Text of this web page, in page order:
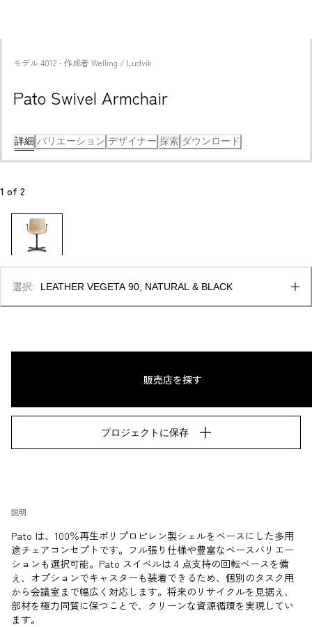
モデル4012 - 作成者 Welling / Ludvik
Pato Swivel Armchair
詳細 バリエーション デザイナー 探索 ダウンロード
1 of 2
説明
Pato は、100％再生ポリプロピレン製シェルをベースにした多用
途チェアコンセプトです。フル張り仕様や豊富なベースバリエー
ションも選択可能。Pato スイベルは 4 点支持の回転ベースを備
え、オプションでキャスターも装着できるため、個別のタスク用
から会議室まで幅広く対応します。将来のリサイクルを見据え、
部材を極力同質に保つことで、クリーンな資源循環を実現してい
ます。
選択: LEATHER VEGETA 90, NATURAL & BLACK
販売店を探す
プロジェクトに保存